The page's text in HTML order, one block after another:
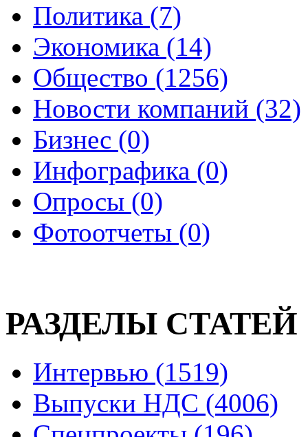
Политика (7)
Экономика (14)
Общество (1256)
Новости компаний (32)
Бизнес (0)
Инфографика (0)
Опросы (0)
Фотоотчеты (0)
РАЗДЕЛЫ СТАТЕЙ
Интервью (1519)
Выпуски НДС (4006)